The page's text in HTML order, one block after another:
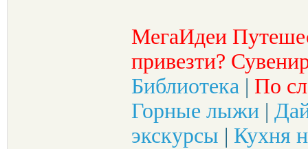
МегаИдеи
привезти?
Библиотека | По
Горные лыжи |
экскурсы | Кухня